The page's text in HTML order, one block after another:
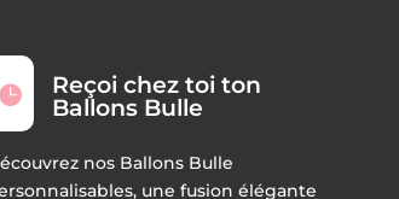
 Reçoi chez toi ton
Ballons Bulle
nos Ballons Bulle
une fusion élégante